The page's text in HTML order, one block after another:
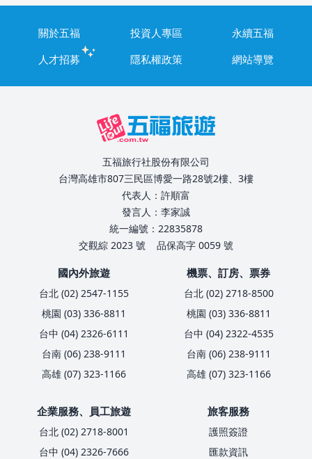
關於五福 投資人專區
永續五福
人才招募
隱私權政策 網站導覽
五福旅行社股份有限公司
台灣高雄市807三民區博愛一路28號2樓、3樓
代表人：許順富
發言人：李家誠
統一編號：22835878
交觀綜 2023 號
品保高字 0059 號
國內外旅遊
台北 (02) 2547-1155
桃園 (03) 336-8811
台中 (04) 2326-6111
台南 (06) 238-9111
高雄 (07) 323-1166
機票、訂房、票券
台北 (02) 2718-8500
桃園 (03) 336-8811
台中 (04) 2322-4535
台南 (06) 238-9111
高雄 (07) 323-1166
企業服務、員工旅遊
台北 (02) 2718-8001
台中 (04) 2326-7666
旅客服務
護照簽證
匯款資訊